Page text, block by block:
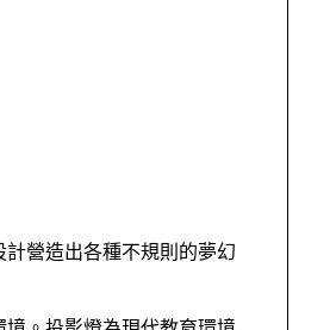
營造出各種不規則的夢幻